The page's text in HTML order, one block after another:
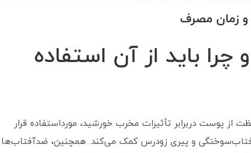
و زمان مصرف
باید از آن‌ استفاده
پوست دربرابر تأثیرات مخرب خورشید، مورداستفاده قرار
و پیری زودرس کمک می‌کند. همچنین، ضدآفتاب‌ها